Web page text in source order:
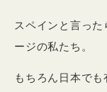
スペインと言っ
ージの私たち。
もちろん日本で